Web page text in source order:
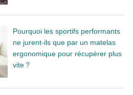
Pourquoi les sportifs performants
ne jurent-ils que par un matelas
ergonomique pour récupérer plus
vite ?